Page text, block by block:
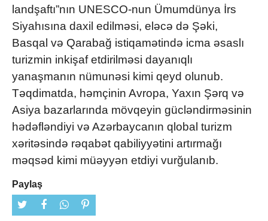
landşaftı”nın UNESCO-nun Ümumdünya İrs
Siyahısına daxil edilməsi, eləcə də Şəki,
Basqal və Qarabağ istiqamətində icma əsaslı
turizmin inkişaf etdirilməsi dayanıqlı
yanaşmanın nümunəsi kimi qeyd olunub.
Təqdimatda, həmçinin Avropa, Yaxın Şərq və
Asiya bazarlarında mövqeyin gücləndirməsinin
hədəfləndiyi və Azərbaycanın qlobal turizm
xəritəsində rəqabət qabiliyyətini artırmağı
məqsəd kimi müəyyən etdiyi vurğulanıb.
Paylaş